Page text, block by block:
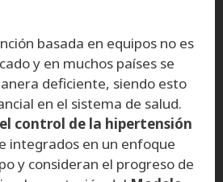
basada en equipos no es
y en muchos países se
deficiente, siendo esto
en el sistema de salud.
control de la hipertensión
integrados en un enfoque
y consideran el progreso de